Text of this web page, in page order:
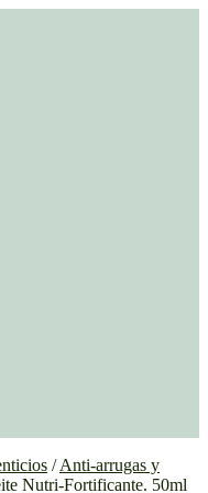
/Anti-arrugas y
Nutri-Fortificante. 50ml